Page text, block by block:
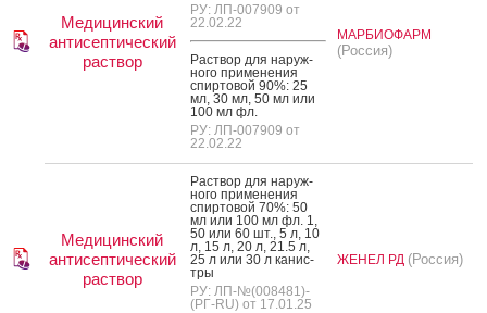
Медицинский
антисептический
раствор
РУ: ЛП-007909 от
22.02.22
Рас­твор для на­руж­
но­го при­мене­ния
спир­то­вой 90%: 25
мл, 30 мл, 50 мл или
100 мл фл.
РУ: ЛП-007909 от
22.02.22
МАРБИОФАРМ
(Россия)
Медицинский
антисептический
раствор
Рас­твор для на­руж­
но­го при­мене­ния
спир­то­вой 70%: 50
мл или 100 мл фл. 1,
50 или 60 шт., 5 л, 10
л, 15 л, 20 л, 21.5 л,
25 л или 30 л ка­нис­
тры
РУ: ЛП-№(008481)-
(РГ-RU) от 17.01.25
ЖЕНЕЛ РД (Россия)